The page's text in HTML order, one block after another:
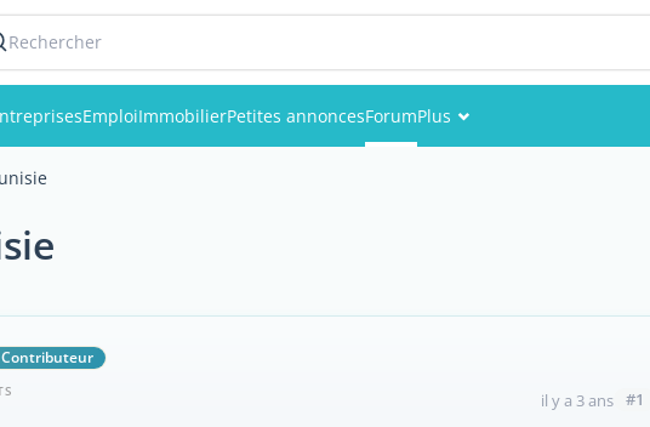
Rechercher
EmploiImmobilierPetites annoncesForumPlus
Contributeur
il y a 3 ans #1